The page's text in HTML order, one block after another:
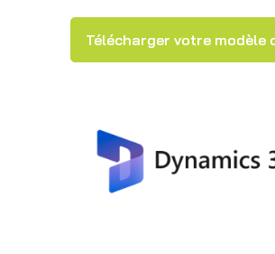
Télécharger votre modèle